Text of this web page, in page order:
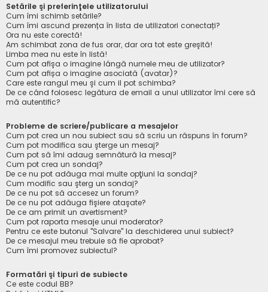
Setările şi preferinţele utilizatorului
Cum îmi schimb setările?
Cum îmi ascund prezența în lista de utilizatori conectați?
Ora nu este corectă!
Am schimbat zona de fus orar, dar ora tot este greşită!
Limba mea nu este în listă!
Cum pot afişa o imagine lângă numele meu de utilizator?
Cum pot afișa o imagine asociată (avatar)?
Care este rangul meu şi cum il pot schimba?
De ce când folosesc legătura de email a unui utilizator îmi cere să
mă autentific?
Probleme de scriere/publicare a mesajelor
Cum pot crea un nou subiect sau să scriu un răspuns în forum?
Cum pot modifica sau şterge un mesaj?
Cum pot să îmi adaug semnătură la mesaj?
Cum pot crea un sondaj?
De ce nu pot adăuga mai multe opţiuni la sondaj?
Cum modific sau şterg un sondaj?
De ce nu pot să accesez un forum?
De ce nu pot adăuga fişiere ataşate?
De ce am primit un avertisment?
Cum pot raporta mesaje unui moderator?
Pentru ce este butonul "Salvare" la deschiderea unui subiect?
De ce mesajul meu trebuie să fie aprobat?
Cum îmi promovez subiectul?
Formatări şi tipuri de subiecte
Ce este codul BB?